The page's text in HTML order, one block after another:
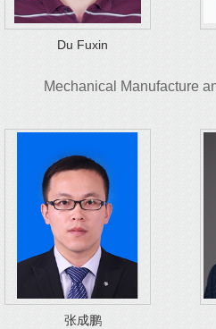
Du Fuxin
Mechanical Manufacture
张成鹏